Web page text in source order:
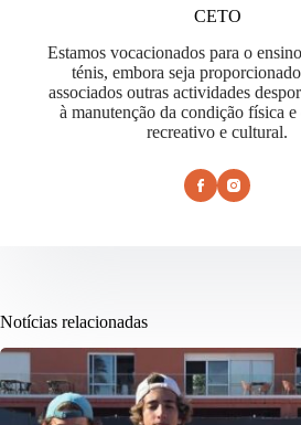
CETO
Estamos vocacionados para o
ténis, embora seja
associados outras actividades
à manutenção da condição física e
recreativo e cultural.
Notícias relacionadas